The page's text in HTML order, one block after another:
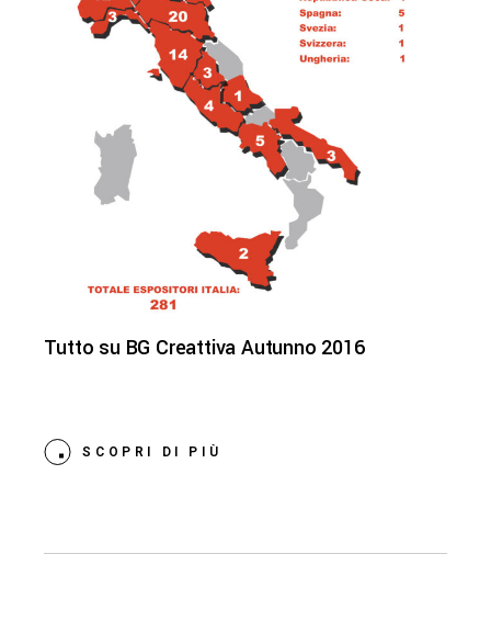
Tutto su BG Creattiva Autunno 2016
SCOPRI DI PIÙ